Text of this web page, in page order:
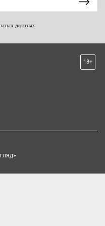
данных
18+